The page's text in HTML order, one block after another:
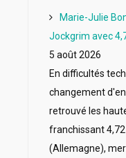
Marie-Julie
Jockgrim avec
5 août 2026
En difficultés
changement
retrouvé les
franchissant
(Allemagne),